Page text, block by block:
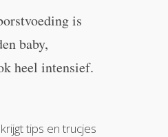
is
baby,
heel intensief.
tips en trucjes